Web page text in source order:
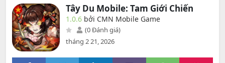
Tây Du Mobile: Tam Giới Chiến
1.0.6 bởi CMN Mobile Game
(0 Đánh giá)
tháng 2 21, 2026